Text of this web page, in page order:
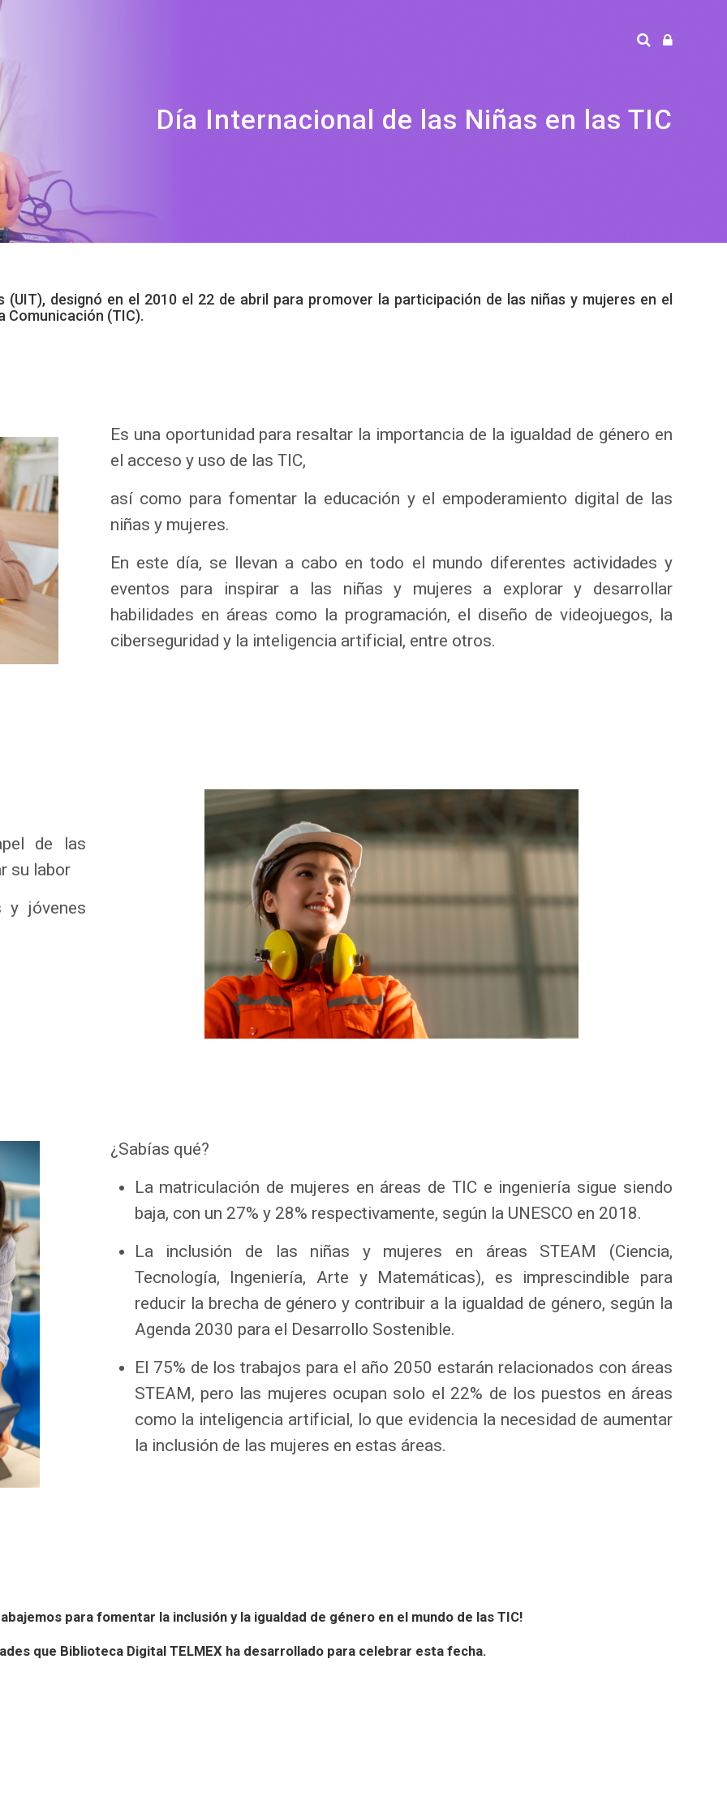
el panorama educativo en ...
educativo en México
Día Internacional de las Niñas en las TIC
designó en el 2010 el 22 de abril para promover la participación de las niñas y mujeres en el
Comunicación (TIC).
Es una oportunidad para resaltar la importancia de la igualdad de género en
el acceso y uso de las TIC,
así como para fomentar la educación y el empoderamiento digital de las
niñas y mujeres.
En este día, se llevan a cabo en todo el mundo diferentes actividades y
eventos para inspirar a las niñas y mujeres a explorar y desarrollar
habilidades en áreas como la programación, el diseño de videojuegos, la
ciberseguridad y la inteligencia artificial, entre otros.
de las
su labor
y jóvenes
¿Sabías qué?
La matriculación de mujeres en áreas de TIC e ingeniería sigue siendo
baja, con un 27% y 28% respectivamente, según la UNESCO en 2018.
La inclusión de las niñas y mujeres en áreas STEAM (Ciencia,
Tecnología, Ingeniería, Arte y Matemáticas), es imprescindible para
reducir la brecha de género y contribuir a la igualdad de género, según la
Agenda 2030 para el Desarrollo Sostenible.
El 75% de los trabajos para el año 2050 estarán relacionados con áreas
STEAM, pero las mujeres ocupan solo el 22% de los puestos en áreas
como la inteligencia artificial, lo que evidencia la necesidad de aumentar
la inclusión de las mujeres en estas áreas.
para fomentar la inclusión y la igualdad de género en el mundo de las TIC!
que Biblioteca Digital TELMEX ha desarrollado para celebrar esta fecha.